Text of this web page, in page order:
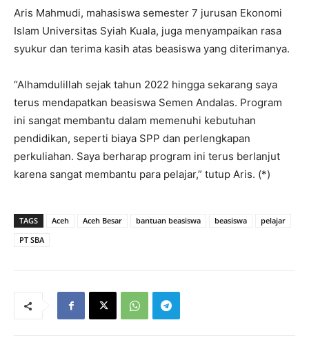
Aris Mahmudi, mahasiswa semester 7 jurusan Ekonomi
Islam Universitas Syiah Kuala, juga menyampaikan rasa
syukur dan terima kasih atas beasiswa yang diterimanya.
“Alhamdulillah sejak tahun 2022 hingga sekarang saya
terus mendapatkan beasiswa Semen Andalas. Program
ini sangat membantu dalam memenuhi kebutuhan
pendidikan, seperti biaya SPP dan perlengkapan
perkuliahan. Saya berharap program ini terus berlanjut
karena sangat membantu para pelajar,” tutup Aris. (*)
TAGS Aceh Aceh Besar bantuan beasiswa beasiswa
pelajar
PT SBA